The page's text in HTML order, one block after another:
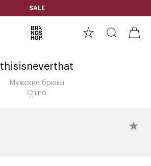
SALE
thisisneverthat
Мужские брюки
Chino